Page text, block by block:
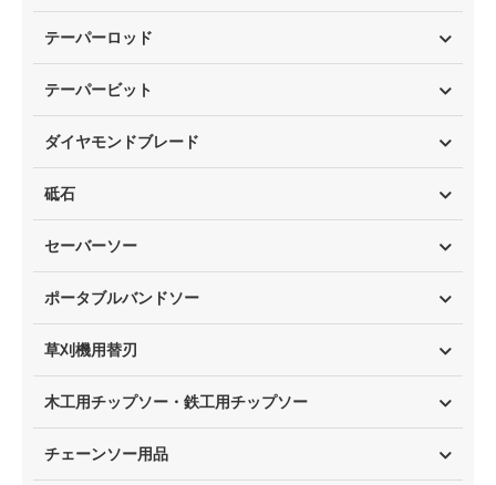
テーパーロッド
テーパービット
ダイヤモンドブレード
砥石
セーバーソー
ポータブルバンドソー
草刈機用替刃
木工用チップソー・鉄工用チップソー
チェーンソー用品